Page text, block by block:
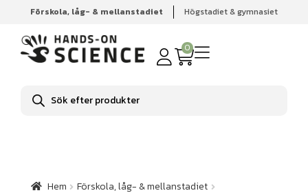
Förskola, låg- & mellanstadiet Högstadiet & gymnasiet
0
Produktsökning
Hem Förskola, låg- & mellanstadiet
Utepedagogik
Programmering & digitalt
Hem
Förskola, låg- & mellanstadiet